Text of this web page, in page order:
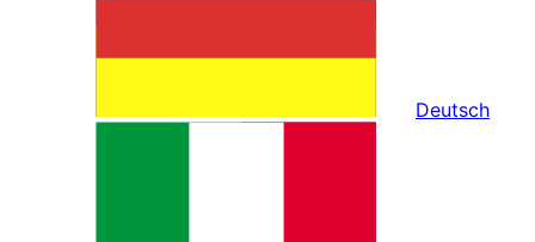
Deutsch